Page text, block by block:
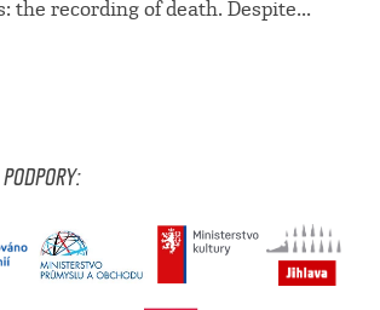
the recording of death. Despite...